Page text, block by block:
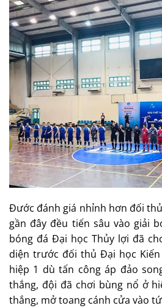
Đước đánh giá nhỉnh hơn đối
gần đây đều tiến sâu vào giải
bóng đá Đại học Thủy lợi đã
diện trước đối thủ Đại học
hiệp 1 dù tấn công áp đảo
thắng, đội đã chơi bùng nổ ở
thắng, mở toang cánh cửa vào